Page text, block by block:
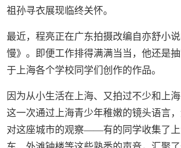
祖孙寻衣展现临终关怀。
最近，程亮正在广东拍摄改编自亦舒小
慢》。即便工作排得满满当当，他还是
于上海各个学校同学们创作的作品。
因为从小生活在上海、又拍过不少和上
这一次通过上海青少年稚嫩的镜头语言，
对这座城市的观察——有的同学收集了上